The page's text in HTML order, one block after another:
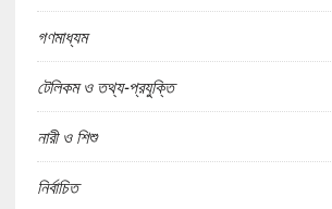
গণমাধ্যম
টেলিকম ও তথ্য-প্রযুক্তি
নারী ও শিশু
নির্বাচিত